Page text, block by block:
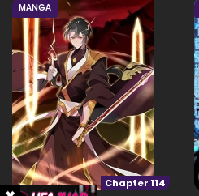
Chapter 114
MANGA